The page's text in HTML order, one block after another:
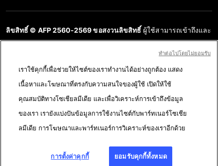
ลิขสิทธิ์ © AFP 2560-2569 ขอสงวนลิขสิทธิ์ ผู้ใช้สามารถเข้าถึงและ
นำเนื้อหาบนเว็บไซต์ของ AFP ไปเผยแพร่ต่อโดยไม่ได้รับอนุญาตก่อน
ในวัตถุประสงค์อื่น โดยเฉพาะการนำไปผลิตซ้ำ การใช้เพื่อสื่อสารกับ
สาธารณะ หรือการเผยแพร่เนื้อหาบนเว็บไซต์ ทั้งในบางส่วนหรือ
ทั้งหมด โดย AFP ไม่ได้รับสิทธิ์ใดๆ จากเจ้าของลิขสิทธิ์สำหรับเนื้อหา
ของบุคคลที่สามนี้และจะไม่รับผิดชอบใดๆ ในเรื่องนี้ AFP และ
สัญลักษณ์เป็นเครื่องหมายที่ได้รับการจดทะเบียนการค้า
เราใช้คุกกี้เพื่อช่วยให้ไซต์ของเราทำงานได้อย่างถูกต้อง แสดง
เนื้อหาและโฆษณาที่ตรงกับความสนใจของผู้ใช้ เปิดให้ใช้
คุณสมบัติทางโซเชียลมีเดีย และเพื่อวิเคราะห์การเข้าถึงข้อมูล
ของเรา เรายังแบ่งปันข้อมูลการใช้งานไซต์กับพาร์ทเนอร์โซเชีย
ลมีเดีย การโฆษณาและพาร์ทเนอร์การวิเคราะห์ของเราอีกด้วย
การตั้งค่าคุกกี้ ยอมรับคุกกี้ทั้งหมด
ทําต่อไปโดยไม่ยอมรับ